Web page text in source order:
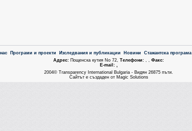
Програми и проекти Изследвания и публикации Новини Стажантска програма
Aдрес: Пощенска кутия No 72, Tелефони: , , Факс:
Е-mail: ,
2004© Transparency International Bulgaria - Видян 26875 пъти.
Сайтът е създаден от Magic Solutions